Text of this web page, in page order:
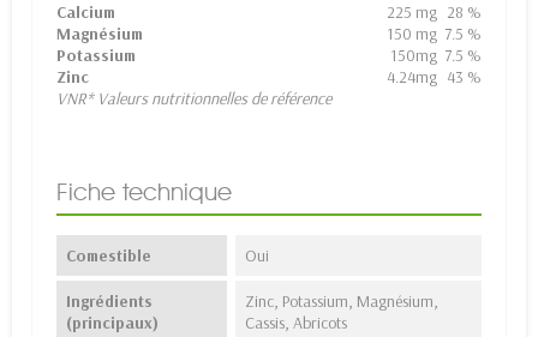
Calcium
225 mg 28 %
Magnésium
150 mg 7.5 %
Potassium
150mg 7.5 %
Zinc
4.24mg 43 %
VNR* Valeurs nutritionnelles de référence
Fiche technique
Comestible Oui
Ingrédients
(principaux)
Zinc, Potassium, Magnésium,
Cassis, Abricots